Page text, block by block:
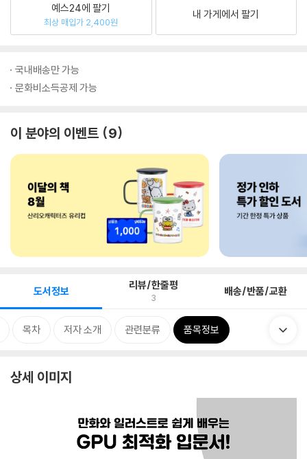
예스24에 팔기
최상 매입가 2,400원
내 가게에서 팔기
국내배송만 가능
문화비소득공제 가능
이 분야의 이벤트 9
도서정보 리뷰/한줄평
3 배송/반품/교환
목차 저자 소개 관련분류 품목정보
상세 이미지